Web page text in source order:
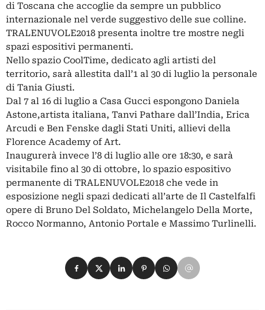
di Toscana che accoglie da sempre un pubblico
internazionale nel verde suggestivo delle sue colline.
TRALENUVOLE2018 presenta inoltre tre mostre negli
spazi espositivi permanenti.
Nello spazio CoolTime, dedicato agli artisti del
territorio, sarà allestita dall’1 al 30 di luglio la personale
di Tania Giusti.
Dal 7 al 16 di luglio a Casa Gucci espongono Daniela
Astone,artista italiana, Tanvi Pathare dall’India, Erica
Arcudi e Ben Fenske dagli Stati Uniti, allievi della
Florence Academy of Art.
Inaugurerà invece l’8 di luglio alle ore 18:30, e sarà
visitabile fino al 30 di ottobre, lo spazio espositivo
permanente di TRALENUVOLE2018 che vede in
esposizione negli spazi dedicati all’arte de Il Castelfalfi
opere di Bruno Del Soldato, Michelangelo Della Morte,
Rocco Normanno, Antonio Portale e Massimo Turlinelli.
Condividi su Facebook
Condividi su X
Condividi su LinkedIn
Condividi su Pinterest
Condividi su WhatsApp
Condividi su Email